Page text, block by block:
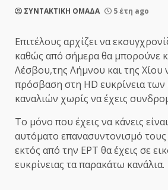
ΣΥΝΤΑΚΤΙΚΗ ΟΜΑΔΑ 5 έτη ago
Επιτέλους αρχίζει να
καθώς από σήμερα θα μπορούνε
Λέσβου,της Λήμνου και της Χίου
πρόσβαση στη HD ευκρίνεια των
καναλιών χωρίς να έχεις
Το μόνο που έχεις να κάνεις
αυτόματο επανασυντονισμό τους
εκτός από την ΕΡΤ θα έχεις σε
ευκρίνειας τα παρακάτω κανάλια.